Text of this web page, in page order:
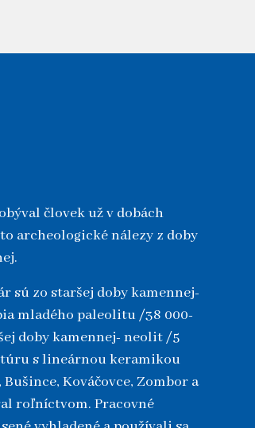
človek už v dobách
archeologické nálezy z doby
sú zo staršej doby kamennej-
mladého paleolitu /38 000-
doby kamennej- neolit /5
s lineárnou keramikou
Kováčovce, Zombor a
roľníctvom. Pracovné